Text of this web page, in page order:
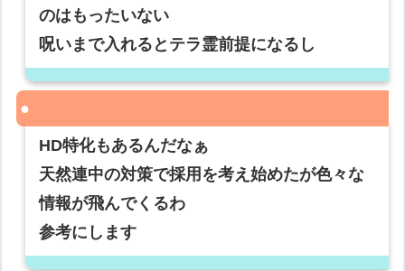
のはもったいない
呪いまで入れるとテラ霊前提になるし
HD特化もあるんだなぁ
天然連中の対策で採用を考え始めたが色々な
情報が飛んでくるわ
参考にします